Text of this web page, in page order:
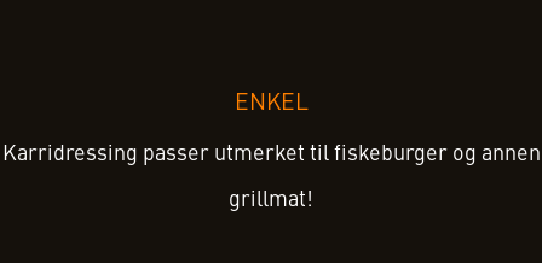
ENKEL
Karridressing passer utmerket til fiskeburger og annen
grillmat!